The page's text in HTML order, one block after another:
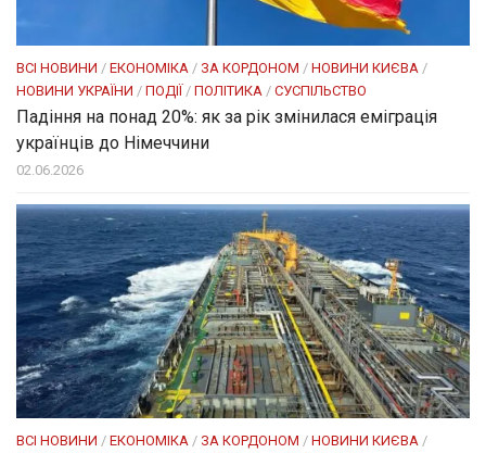
ВСІ НОВИНИ / ЕКОНОМІКА / ЗА КОРДОНОМ / НОВИНИ КИЄВА /
НОВИНИ УКРАЇНИ / ПОДІЇ / ПОЛІТИКА / СУСПІЛЬСТВО
Падіння на понад 20%: як за рік змінилася еміграція
українців до Німеччини
02.06.2026
ВСІ НОВИНИ / ЕКОНОМІКА / ЗА КОРДОНОМ / НОВИНИ КИЄВА /